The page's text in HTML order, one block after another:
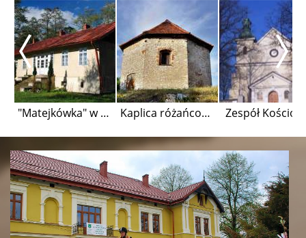
"Matejkówka" w Przegini Narodowej Kaplica różańcowa w Czernichowie